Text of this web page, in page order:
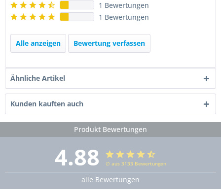
1 Bewertungen
1 Bewertungen
Alle anzeigen Bewertung verfassen
Ähnliche Artikel
Kunden kauften auch
Produkt Bewertungen
4.88 ∅ aus 3133 Bewertungen
alle Bewertungen